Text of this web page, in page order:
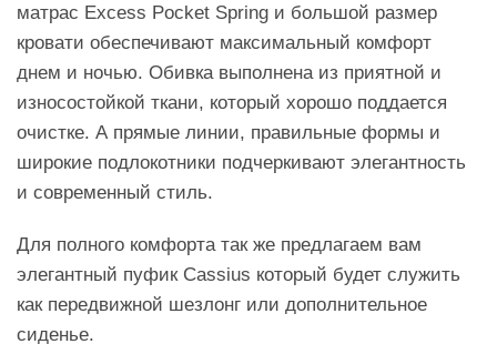
матрас Excess Pocket Spring и большой размер
кровати обеспечивают максимальный комфорт
днем и ночью. Обивка выполнена из приятной и
износостойкой ткани, который хорошо поддается
очистке. А прямые линии, правильные формы и
широкие подлокотники подчеркивают элегантность
и современный стиль.
Для полного комфорта так же предлагаем вам
элегантный пуфик Cassius который будет служить
как передвижной шезлонг или дополнительное
сиденье.